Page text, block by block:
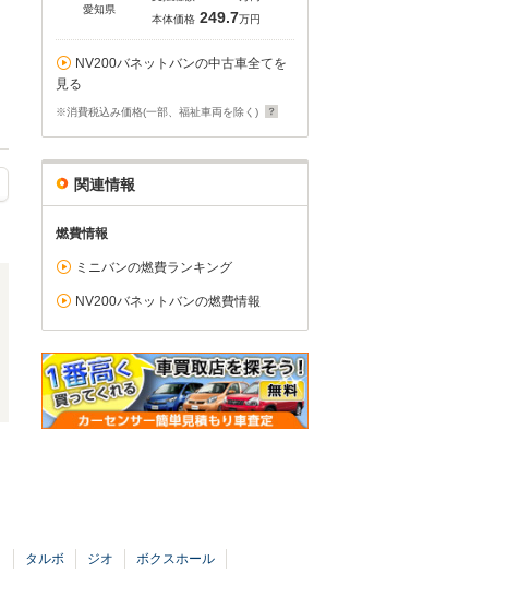
愛知県
本体価格 249.7万円
NV200バネットバンの中古車全てを
見る
※消費税込み価格(一部、福祉車両を除く)
関連情報
燃費情報
ミニバンの燃費ランキング
NV200バネットバンの燃費情報
タルボ ジオ
ボクスホール